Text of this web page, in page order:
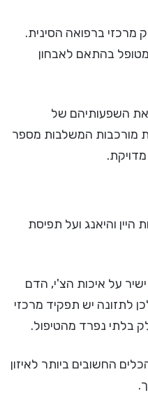
מרכזי ברפואה הסינית.
בהתאם לאבחון
את השפעותיהם של
מורכבות המשלבות מספר
היין והיאנג ועל תפיסת
ישיר על איכות הצ'י, הדם
לתזונה יש תפקיד מרכזי
בלתי נפרד מהטיפול.
החשובים ביותר לאיזון